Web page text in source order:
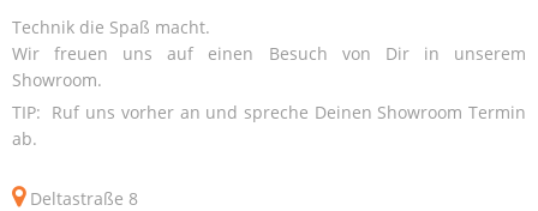
Technik die Spaß macht.
Wir freuen uns auf einen Besuch von Dir in unserem
Showroom.
TIP: Ruf uns vorher an und spreche Deinen Showroom Termin
ab.
Deltastraße 8